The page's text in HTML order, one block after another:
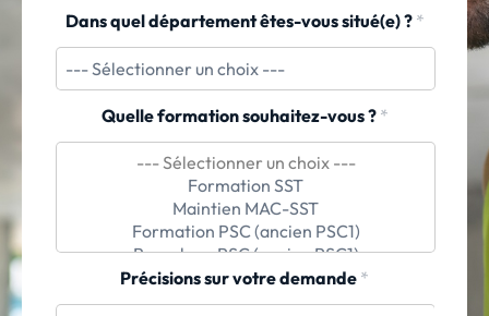
Dans quel département êtes-vous situé(e) ? *
Quelle formation souhaitez-vous ? *
Précisions sur votre demande *